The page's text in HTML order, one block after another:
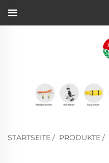
STARTSEITE / PRODUKTE /